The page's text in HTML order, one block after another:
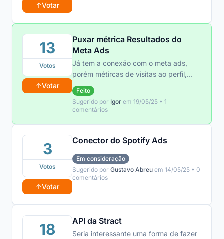
↑Votar
13
Votos
↑Votar
Puxar métrica Resultados do
Meta Ads
Já tem a conexão com o meta ads,
porém métircas de visitas ao perfil,
engajemento etc, não puxa. E isso
poderia ser resolvido puxando a
métrica resultado de todas as
Feito
Sugerido por Igor em 19/05/25 • 1
comentários
3
Votos
↑Votar
Conector do Spotify Ads
Em consideração
Sugerido por Gustavo Abreu em 14/05/25 • 0
comentários
18 API da Stract
Seria interessante uma forma de fazer